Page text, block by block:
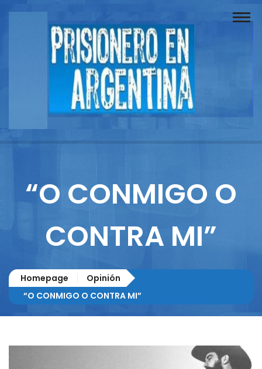
Buscador
Documentos
Reportajes
Columnistas
“O CONMIGO O
CONTRA MI”
Homepage
Opinión
“O CONMIGO O CONTRA MI”